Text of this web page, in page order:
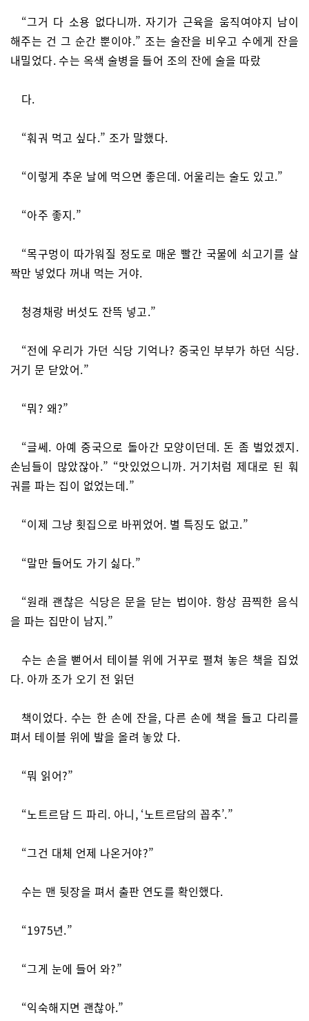
“그거 다 소용 없다니까. 자기가 근육을 움직여야지 남이
해주는 건 그 순간 뿐이야.” 조는 술잔을 비우고 수에게 잔을
내밀었다. 수는 옥색 술병을 들어 조의 잔에 술을 따랐
다.
“훠궈 먹고 싶다.” 조가 말했다.
“이렇게 추운 날에 먹으면 좋은데. 어울리는 술도 있고.”
“아주 좋지.”
“목구멍이 따가워질 정도로 매운 빨간 국물에 쇠고기를 살
짝만 넣었다 꺼내 먹는 거야.
청경채랑 버섯도 잔뜩 넣고.”
“전에 우리가 가던 식당 기억나? 중국인 부부가 하던 식당.
거기 문 닫았어.”
“뭐? 왜?”
“글쎄. 아예 중국으로 돌아간 모양이던데. 돈 좀 벌었겠지.
손님들이 많았잖아.” “맛있었으니까. 거기처럼 제대로 된 훠
궈를 파는 집이 없었는데.”
“이제 그냥 횟집으로 바뀌었어. 별 특징도 없고.”
“말만 들어도 가기 싫다.”
“원래 괜찮은 식당은 문을 닫는 법이야. 항상 끔찍한 음식
을 파는 집만이 남지.”
수는 손을 뻗어서 테이블 위에 거꾸로 펼쳐 놓은 책을 집었
다. 아까 조가 오기 전 읽던
책이었다. 수는 한 손에 잔을, 다른 손에 책을 들고 다리를
펴서 테이블 위에 발을 올려 놓았 다.
“뭐 읽어?”
“노트르담 드 파리. 아니, ‘노트르담의 꼽추’.”
“그건 대체 언제 나온거야?”
수는 맨 뒷장을 펴서 출판 연도를 확인했다.
“1975년.”
“그게 눈에 들어 와?”
“익숙해지면 괜찮아.”